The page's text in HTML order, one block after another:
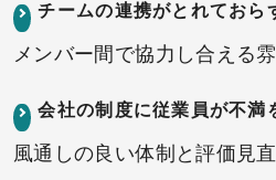
チームの連携がとれておら
メンバー間で協力し合える
会社の制度に従業員が不満
風通しの良い体制と評価見